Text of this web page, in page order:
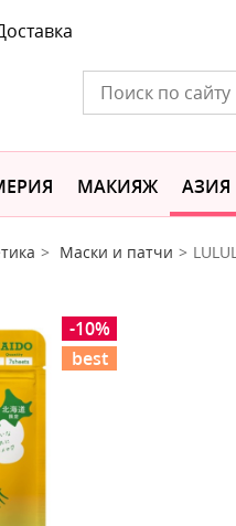
МАКИЯЖ АЗИЯ
Маски и патчи
-10%
best